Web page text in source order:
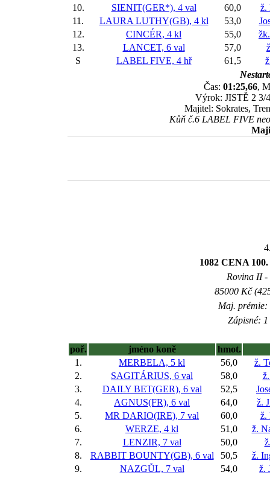
10.
SIENIT(GER*), 4 val 60,0
ž.
11.
LAURA LUTHY(GB), 4 kl 53,0
12.
CINCÉR, 4 kl 55,0
13.
LANCET, 6 val 57,0
S
LABEL FIVE, 4 hř 61,5
Čas: 01:25,66,
Výrok: JISTĚ 2 3/
Majitel: Sokrates,
Kůň č.6 LABEL FIVE
1082 CENA
Rovina II -
85000 Kč
Maj. prémie:
Zápisné:
poř. jméno koně
hmot.
1.
MERBELA, 5 kl 56,0
ž.
2.
SAGITÁRIUS, 6 val 58,0
3.
DAILY BET(GER), 6 val 52,5
4.
AGNUS(FR), 6 val 64,0
ž.
5.
MR DARIO(IRE), 7 val 60,0
ž.
6.
WERZE, 4 kl 51,0
ž.
7.
LENZIR, 7 val 50,0
8.
RABBIT BOUNTY(GB), 6 val 50,5
ž.
9.
NAZGŮL, 7 val 54,0
ž.